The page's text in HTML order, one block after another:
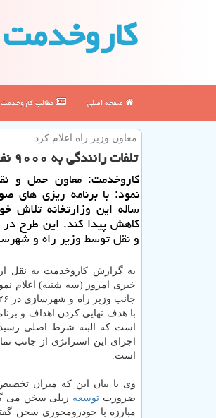
كاروخدمت
صفحه اصلی مطالب كاروخدمت
معاون وزیر راه اعلام كرد
تلفات رانندگی به ۹۰۰۰ نفر كاسته می شود
كاروخدمت: معاون حمل و
ساله این وزارتخانه تلاش
كاهش پیدا كند. این طرح در
و نقل توسط وزیر راه و
به گزارش كاروخدمت به نقل
خبری امروز (سه شنبه) اعلام
با هدف نهایی كردن اهداف و
است كه البته شرط اصلی
اجرای این استراتژی از جانب
است.
وی با بیان این كه میزان
ضرورت توسعه ریلی سخن می
مبارزه با خودرومحوری سخن